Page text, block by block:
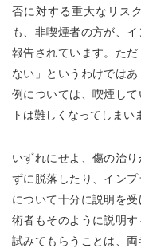
否に対する重大なリス
も、非喫煙者の方が、
報告されています。た
ない」というわけでは
例については、喫煙し
トは難しくなってしまい
いずれにせよ、傷の治
ずに脱落したり、イン
について十分に説明を
術者もそのように説明
試みてもらうことは、